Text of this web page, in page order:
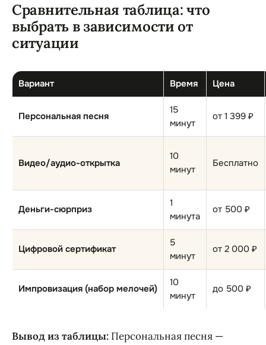
Сравнительная таблица: что
выбрать в зависимости от
ситуации
Вариант Время Цена
Персональная песня
15
минут
от 1 399 ₽
Видео/аудио-открытка
10
минут
Бесплатно
Деньги-сюрприз
1
минута
от 500 ₽
Цифровой сертификат
5
минут
от 2 000 ₽
Импровизация (набор мелочей)
10
минут
до 500 ₽
Вывод из таблицы: Персональная песня —